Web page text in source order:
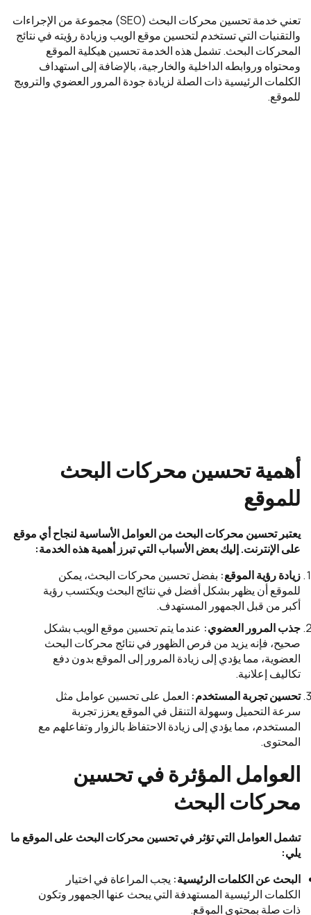
تعني خدمة تحسين محركات البحث (SEO) مجموعة من الإجراءات
والتقنيات التي تستخدم لتحسين موقع الويب وزيادة رؤيته في نتائج
المحركات البحث. تشمل هذه الخدمة تحسين هيكلية الموقع
ومحتواه وروابطه الداخلية والخارجية، بالإضافة إلى استهداف
الكلمات الرئيسية ذات الصلة لزيادة جودة المرور العضوي والترويج
للموقع.
أهمية تحسين محركات البحث
للموقع
يعتبر تحسين محركات البحث من العوامل الأساسية لنجاح أي موقع
على الإنترنت. إليك بعض الأسباب التي تبرز أهمية هذه الخدمة:
زيادة رؤية الموقع: بفضل تحسين محركات البحث، يمكن
للموقع أن يظهر بشكل أفضل في نتائج البحث ويكتسب رؤية
أكبر من قبل الجمهور المستهدف.
جذب المرور العضوي: عندما يتم تحسين موقع الويب بشكل
صحيح، فإنه يزيد من فرص الظهور في نتائج محركات البحث
العضوية، مما يؤدي إلى زيادة المرور إلى الموقع بدون دفع
تكاليف إعلانية.
تحسين تجربة المستخدم: العمل على تحسين عوامل مثل
سرعة التحميل وسهولة التنقل في الموقع يعزز تجربة
المستخدم، مما يؤدي إلى زيادة الاحتفاظ بالزوار وتفاعلهم مع
المحتوى.
العوامل المؤثرة في تحسين
محركات البحث
تشمل العوامل التي تؤثر في تحسين محركات البحث على الموقع ما
يلي:
البحث عن الكلمات الرئيسية: يجب المراعاة في اختيار
الكلمات الرئيسية المستهدفة التي يبحث عنها الجمهور وتكون
ذات صلة بمحتوى الموقع.